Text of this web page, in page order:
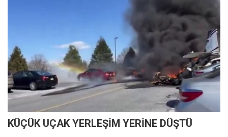
KÜÇÜK UÇAK YERLEŞİM YERİNE DÜŞTÜ